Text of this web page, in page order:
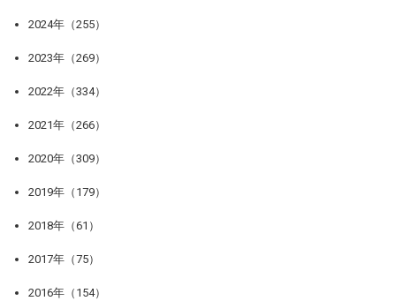
2024年（255）
2023年（269）
2022年（334）
2021年（266）
2020年（309）
2019年（179）
2018年（61）
2017年（75）
2016年（154）